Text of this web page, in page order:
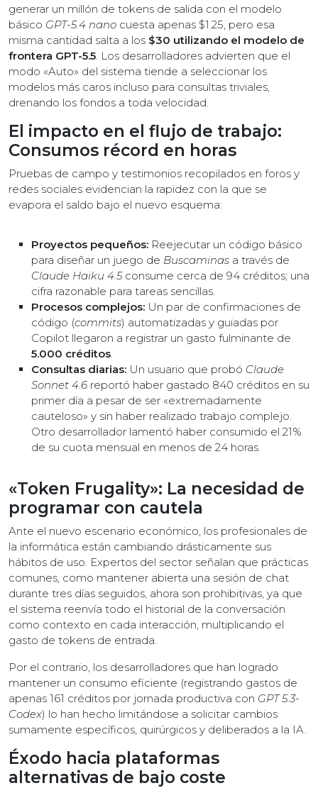
generar un millón de tokens de salida con el modelo
básico GPT-5.4 nano cuesta apenas $1.25, pero esa
misma cantidad salta a los $30 utilizando el modelo de
frontera GPT-5.5. Los desarrolladores advierten que el
modo «Auto» del sistema tiende a seleccionar los
modelos más caros incluso para consultas triviales,
drenando los fondos a toda velocidad.
El impacto en el flujo de trabajo:
Consumos récord en horas
Pruebas de campo y testimonios recopilados en foros y
redes sociales evidencian la rapidez con la que se
evapora el saldo bajo el nuevo esquema:
Proyectos pequeños: Reejecutar un código básico
para diseñar un juego de Buscaminas a través de
Claude Haiku 4.5consume cerca de 94 créditos; una
cifra razonable para tareas sencillas.
Procesos complejos: Un par de confirmaciones de
código (commits) automatizadas y guiadas por
Copilot llegaron a registrar un gasto fulminante de
5.000 créditos.
Consultas diarias: Un usuario que probó Claude
Sonnet 4.6 reportó haber gastado 840 créditos en su
primer día a pesar de ser «extremadamente
cauteloso» y sin haber realizado trabajo complejo.
Otro desarrollador lamentó haber consumido el 21%
de su cuota mensual en menos de 24 horas.
«Token Frugality»: La necesidad de
programar con cautela
Ante el nuevo escenario económico, los profesionales de
la informática están cambiando drásticamente sus
hábitos de uso. Expertos del sector señalan que prácticas
comunes, como mantener abierta una sesión de chat
durante tres días seguidos, ahora son prohibitivas, ya que
el sistema reenvía todo el historial de la conversación
como contexto en cada interacción, multiplicando el
gasto de tokens de entrada.
Por el contrario, los desarrolladores que han logrado
mantener un consumo eficiente (registrando gastos de
apenas 161 créditos por jornada productiva con GPT 5.3-
Codex) lo han hecho limitándose a solicitar cambios
sumamente específicos, quirúrgicos y deliberados a la IA.
Éxodo hacia plataformas
alternativas de bajo coste